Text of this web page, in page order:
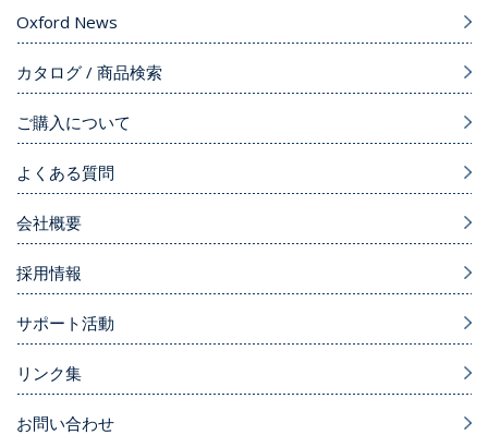
Oxford News
カタログ / 商品検索
ご購入について
よくある質問
会社概要
採用情報
サポート活動
リンク集
お問い合わせ